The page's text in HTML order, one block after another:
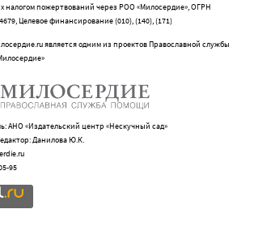
налогом пожертвований через РОО «Милосердие», ОГРН
Целевое финансирование (010), (140), (171)
является одним из проектов Православной службы
АНО «Издательский центр «Нескучный сад»
Данилова Ю.К.
95